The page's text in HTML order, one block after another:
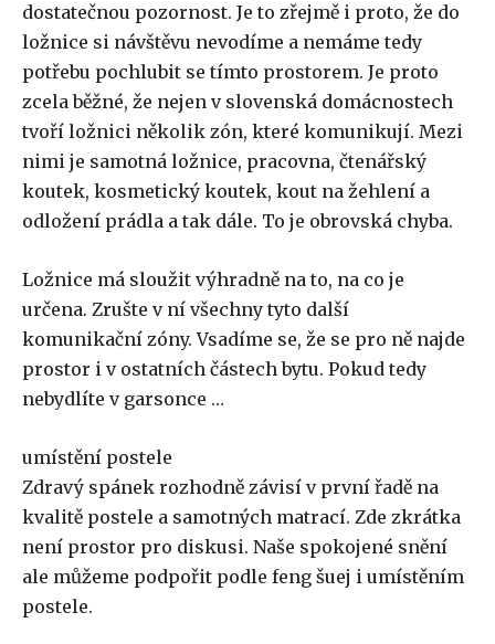
dostatečnou pozornost. Je to zřejmě i proto, že do
ložnice si návštěvu nevodíme a nemáme tedy
potřebu pochlubit se tímto prostorem. Je proto
zcela běžné, že nejen v slovenská domácnostech
tvoří ložnici několik zón, které komunikují. Mezi
nimi je samotná ložnice, pracovna, čtenářský
koutek, kosmetický koutek, kout na žehlení a
odložení prádla a tak dále. To je obrovská chyba.
Ložnice má sloužit výhradně na to, na co je
určena. Zrušte v ní všechny tyto další
komunikační zóny. Vsadíme se, že se pro ně najde
prostor i v ostatních částech bytu. Pokud tedy
nebydlíte v garsonce …
umístění postele
Zdravý spánek rozhodně závisí v první řadě na
kvalitě postele a samotných matrací. Zde zkrátka
není prostor pro diskusi. Naše spokojené snění
ale můžeme podpořit podle feng šuej i umístěním
postele.